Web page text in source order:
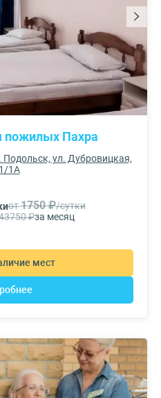
пожилых Пахра
Подольск, ул. Дубровицкая,
1А
от1750 ₽/сутки
₽за месяц
мест